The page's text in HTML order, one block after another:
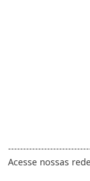
Acesse nossas